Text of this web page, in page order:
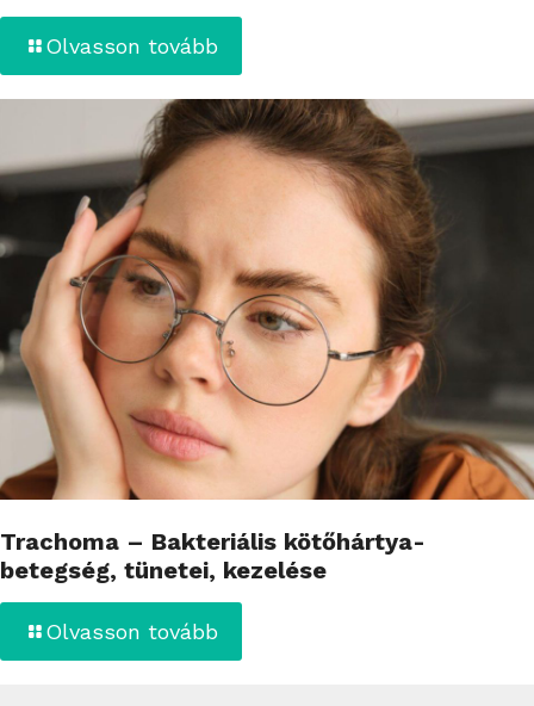
Olvasson tovább
Trachoma – Bakteriális kötőhártya-
betegség, tünetei, kezelése
Olvasson tovább